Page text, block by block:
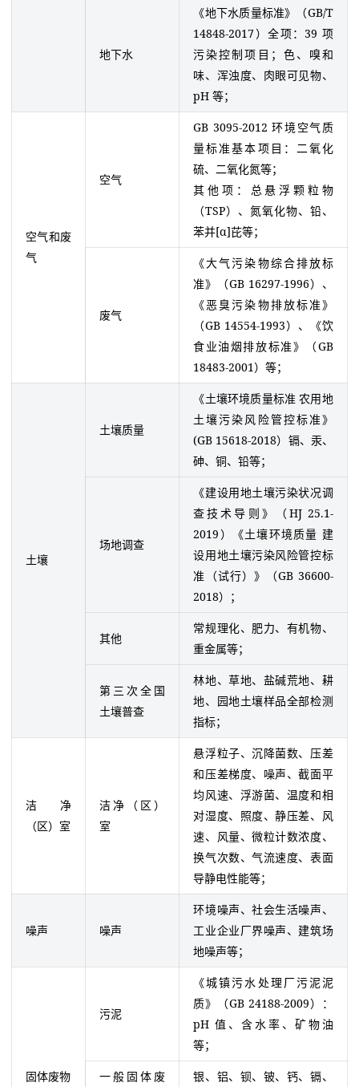
地下水
《地下水质量标准》（GB/T
14848-2017）全项：39 项
污染控制项目；色、嗅和
味、浑浊度、肉眼可见物、
pH 等；
空气和废
气
空气
GB 3095-2012 环境空气质
量标准基本项目：二氧化
硫、二氧化氮等；
其他项：总悬浮颗粒物
（TSP）、氮氧化物、铅、
苯并[α]芘等；
废气
《大气污染物综合排放标
准》（GB 16297-1996）、
《恶臭污染物排放标准》
（GB 14554-1993）、《饮
食业油烟排放标准》（GB
18483-2001）等；
土壤
土壤质量
《土壤环境质量标准 农用地
土壤污染风险管控标准》
(GB 15618-2018）镉、汞、
砷、铜、铅等；
场地调查
《建设用地土壤污染状况调
查技术导则》（HJ 25.1-
2019）《土壤环境质量 建
设用地土壤污染风险管控标
准（试行）》（GB 36600-
2018）；
其他
常规理化、肥力、有机物、
重金属等；
第三次全国
土壤普查
林地、草地、盐碱荒地、耕
地、园地土壤样品全部检测
指标；
洁净
（区）室
洁净（区）
室
悬浮粒子、沉降菌数、压差
和压差梯度、噪声、截面平
均风速、浮游菌、温度和相
对湿度、照度、静压差、风
速、风量、微粒计数浓度、
换气次数、气流速度、表面
导静电性能等；
噪声 噪声
环境噪声、社会生活噪声、
工业企业厂界噪声、建筑场
地噪声等；
固体废物
污泥
《城镇污水处理厂污泥泥
质》（GB 24188-2009）：
pH 值、含水率、矿物油
等；
一般固体废
银、铝、钡、铍、钙、镉、